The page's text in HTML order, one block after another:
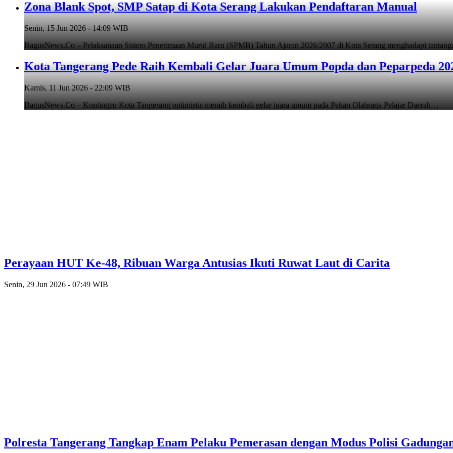
Zona Blank Spot, SMP Satap di Kota Serang Lakukan Pendaftaran Manual
Senin, 15 Jun 2026 - 14:09 WIB
BagusNews.Co – Pelaksanaan Sistem Penerimaan Murid Baru (SPMB) Tahun Ajaran 2026/2007 di Kota Serang menghadapi
Kota Tangerang Pede Raih Kembali Gelar Juara Umum Popda dan Peparpeda
Kamis, 11 Jun 2026 - 22:09 WIB
BagusNews.Co – Kontingen Kota Tangerang optimistis meraih kembali gelar juara umum pada Pekan Olahraga Pelajar Daerah…
Perayaan HUT Ke-48, Ribuan Warga Antusias Ikuti Ruwat Laut di Carita
Senin, 29 Jun 2026 - 07:49 WIB
Polresta Tangerang Tangkap Enam Pelaku Pemerasan dengan Modus Polisi